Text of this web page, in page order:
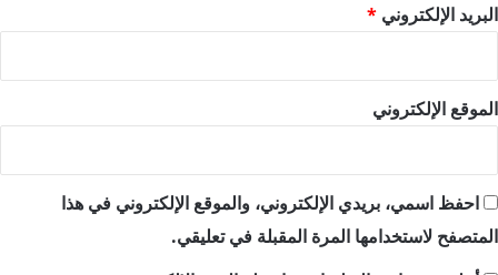
البريد الإلكتروني *
الموقع الإلكتروني
احفظ اسمي، بريدي الإلكتروني، والموقع الإلكتروني في هذا
المتصفح لاستخدامها المرة المقبلة في تعليقي.